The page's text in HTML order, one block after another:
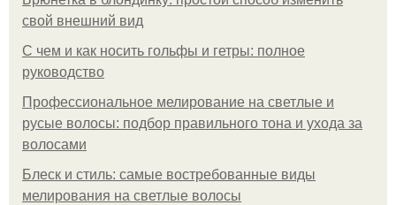
свой внешний вид
С чем и как носить гольфы и гетры: полное
руководство
Профессиональное мелирование на светлые и
русые волосы: подбор правильного тона и ухода за
волосами
Блеск и стиль: самые востребованные виды
мелирования на светлые волосы